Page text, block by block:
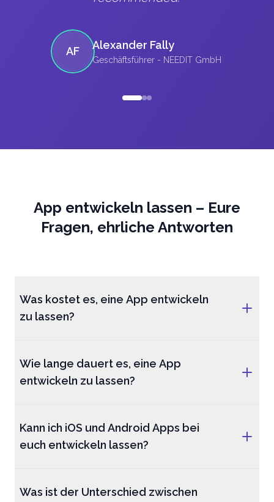
AF Alexander Fally
Geschäftsführer- NEEDIT GmbH
App entwickeln lassen – Eure
Fragen, ehrliche Antworten
Was kostet es, eine App entwickeln
zu lassen?
Wie lange dauert es, eine App
entwickeln zu lassen?
Kann ich iOS und Android Apps bei
euch entwickeln lassen?
Was ist der Unterschied zwischen